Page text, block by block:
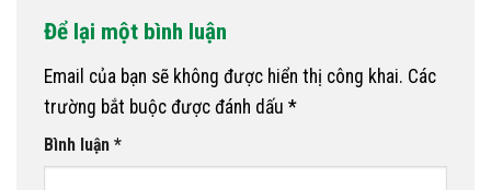
Để lại một bình luận
Email của bạn sẽ không được hiển thị công khai. Các
trường bắt buộc được đánh dấu *
Bình luận *